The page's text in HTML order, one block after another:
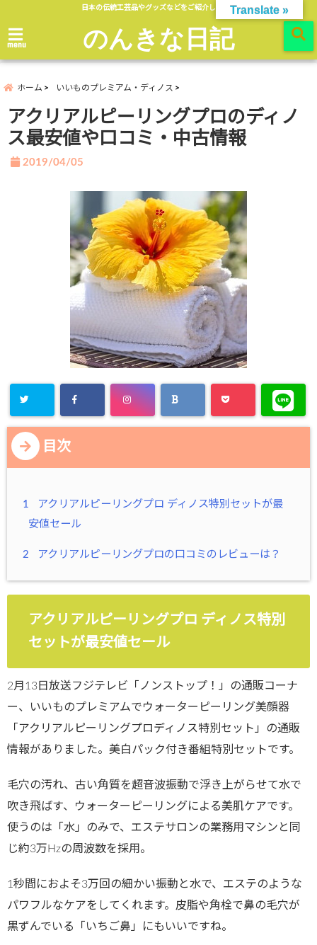
日本の伝統工芸品やグッズなどをご紹介します。
menu のんきな日記
ホーム いいものプレミアム・ディノス
アクリアルピーリングプロのディノ
ス最安値や口コミ・中古情報
2019/04/05
目次
1
アクリアルピーリングプロ ディノス特別セットが最
安値セール
2 アクリアルピーリングプロの口コミのレビューは？
アクリアルピーリングプロ ディノス特別
セットが最安値セール
2月13日放送フジテレビ「ノンストップ！」の通販コーナ
ー、いいものプレミアムでウォーターピーリング美顔器
「アクリアルピーリングプロディノス特別セット」の通販
情報がありました。美白パック付き番組特別セットです。
毛穴の汚れ、古い角質を超音波振動で浮き上がらせて水で
吹き飛ばす、ウォーターピーリングによる美肌ケアです。
使うのは「水」のみで、エステサロンの業務用マシンと同
じ約3万Hzの周波数を採用。
1秒間におよそ3万回の細かい振動と水で、エステのような
パワフルなケアをしてくれます。皮脂や角栓で鼻の毛穴が
黒ずんでいる「いちご鼻」にもいいですね。
Translate »